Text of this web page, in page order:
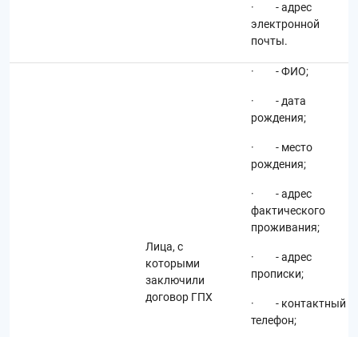
· - адрес
электронной
почты.
Лица, с
которыми
заключили
договор ГПХ
· - ФИО;
· - дата
рождения;
· - место
рождения;
· - адрес
фактического
проживания;
· - адрес
прописки;
· - контактный
телефон;